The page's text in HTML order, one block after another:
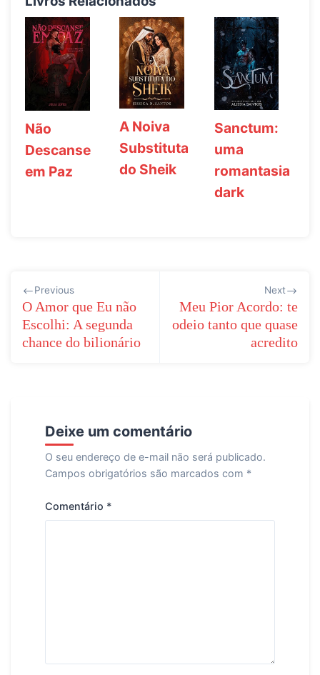
Não
Descanse
em Paz
A Noiva
Substituta
do Sheik
Sanctum:
uma
romantasia
dark
Navegação
de
Post
Previous
O Amor que Eu não
Escolhi: A segunda
chance do bilionário
Next
Meu Pior Acordo: te
odeio tanto que quase
acredito
Deixe um comentário
O seu endereço de e-mail não será publicado.
Campos obrigatórios são marcados com *
Comentário *